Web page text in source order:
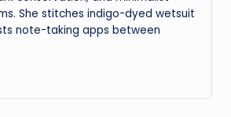
She stitches indigo-dyed wetsuit
note-taking apps between